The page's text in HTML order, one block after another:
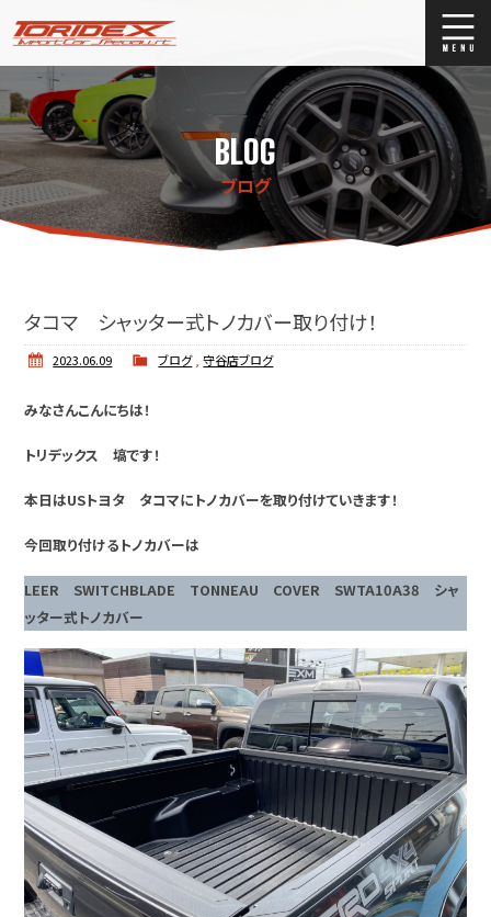
ブログ
Stock list
ストックリスト
買取
BLOG
ブログ
タコマ シャッター式トノカバー取り付け！
2023.06.09 ブログ,守谷店ブログ
みなさんこんにちは！
トリデックス 塙です！
本日はUSトヨタ タコマにトノカバーを取り付けていきます！
今回取り付けるトノカバーは
LEER SWITCHBLADE TONNEAU COVER SWTA10A38
シャ
ッター式トノカバー